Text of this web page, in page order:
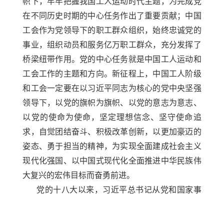
在不同历史时期的中心任务作出了重要贡献；中国
工会作为党领导下的职工群众组织，始终忠诚党的
事业，组织动员和服务亿万职工群众，充分发挥了
桥梁纽带作用。党的中心任务就是中国工人运动和
工会工作的主题和方向。新征程上，中国工人阶级
和工会一定要在以习近平同志为核心的党中央坚强
领导下，以党的旗帜为旗帜、以党的意志为意志、
以党的使命为使命，坚定理想信念、坚守使命追
求，自觉团结奋斗、积极改革创新，以更加豪迈的
姿态、勇于担当的精神，为实现全面建成社会主义
现代化强国、以中国式现代化全面推进中华民族伟
大复兴的宏伟目标而奋勇前进。
党的十八大以来，习近平总书记从党和国家事